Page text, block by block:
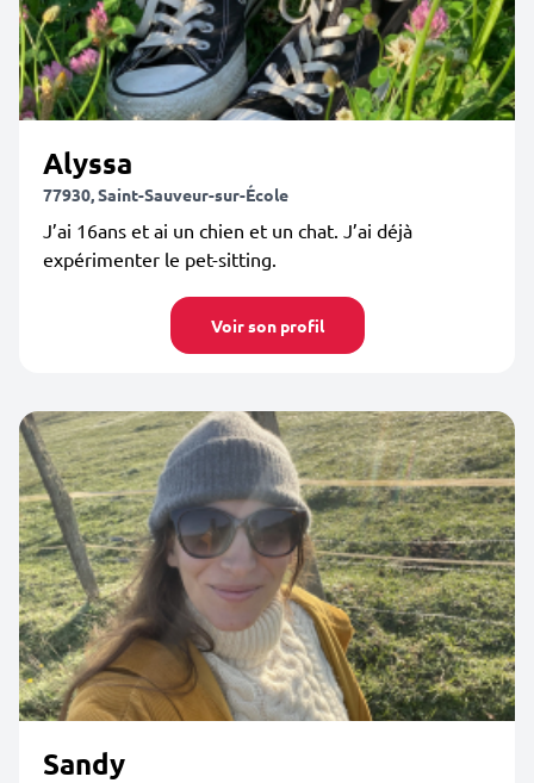
Alyssa
77930, Saint-Sauveur-sur-École
J’ai 16ans et ai un chien et un chat. J’ai déjà
expérimenter le pet-sitting.
Voir son profil
Sandy